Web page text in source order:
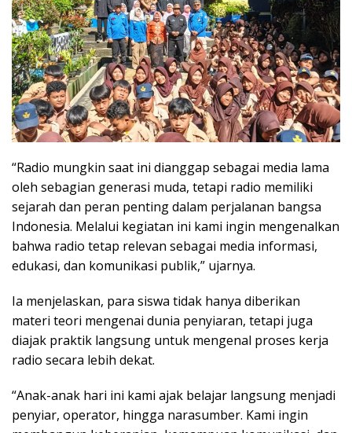
“Radio mungkin saat ini dianggap sebagai media lama
oleh sebagian generasi muda, tetapi radio memiliki
sejarah dan peran penting dalam perjalanan bangsa
Indonesia. Melalui kegiatan ini kami ingin mengenalkan
bahwa radio tetap relevan sebagai media informasi,
edukasi, dan komunikasi publik,” ujarnya.
Ia menjelaskan, para siswa tidak hanya diberikan
materi teori mengenai dunia penyiaran, tetapi juga
diajak praktik langsung untuk mengenal proses kerja
radio secara lebih dekat.
“Anak-anak hari ini kami ajak belajar langsung menjadi
penyiar, operator, hingga narasumber. Kami ingin